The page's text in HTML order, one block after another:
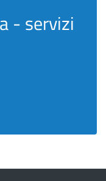
- servizi